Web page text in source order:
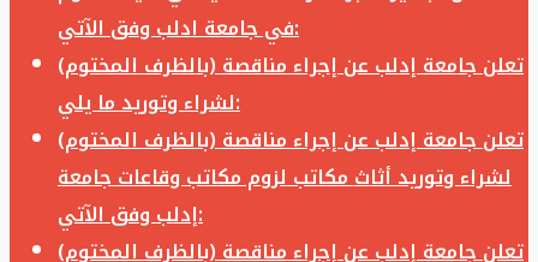
في جامعة ادلب وفق الآتي:
تعلن جامعة إدلب عن إجراء مناقصة (بالظرف المختوم)
لشراء وتوريد ما يلي:
تعلن جامعة إدلب عن إجراء مناقصة (بالظرف المختوم)
لشراء وتوريد أثاث مكاتب لزوم مكاتب وقاعات جامعة
إدلب وفق الآتي:
تعلن جامعة إدلب عن إجراء مناقصة (بالظرف المختوم)